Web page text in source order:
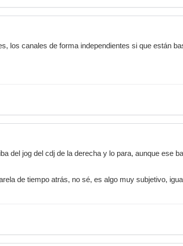
los canales de forma independientes si que están
del jog del cdj de la derecha y lo para, aunque ese
de tiempo atrás, no sé, es algo muy subjetivo,